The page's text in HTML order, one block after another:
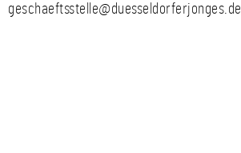
geschaeftsstelle@duesseldorferjonges.de